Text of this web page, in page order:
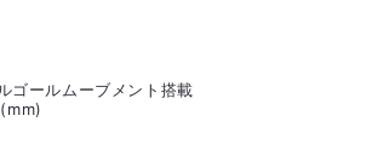
ゴールムーブメント搭載